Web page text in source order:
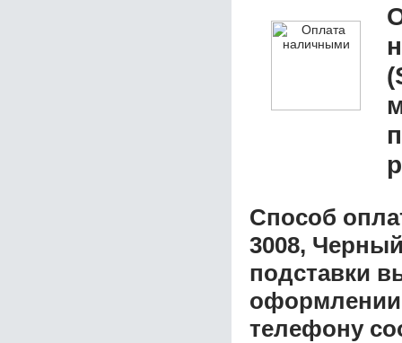
Способ
3008,
подставки
оформлении
телефону